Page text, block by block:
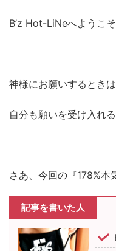
B’z Hot-LiNeへようこそ
神様にお願いするときは
自分も願いを受け入れ
さあ、今回の『178%
記事を書いた人